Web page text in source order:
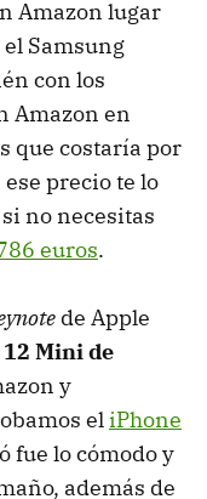
Amazon lugar
Samsung
con los
Amazon en
que costaría por
precio te lo
no necesitas
euros.
de Apple
Mini de
y
eliPhone
fue lo cómodo y
además de